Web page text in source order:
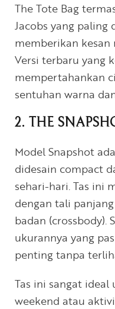
The Tote Bag
Jacobs yang paling
memberikan
Versi terbaru yang
mempertahankan
sentuhan warna
2. THE
Model Snapshot
didesain compact
sehari-hari. Tas ini
dengan tali
badan (crossbody).
ukurannya yang
penting tanpa
Tas ini sangat
weekend atau